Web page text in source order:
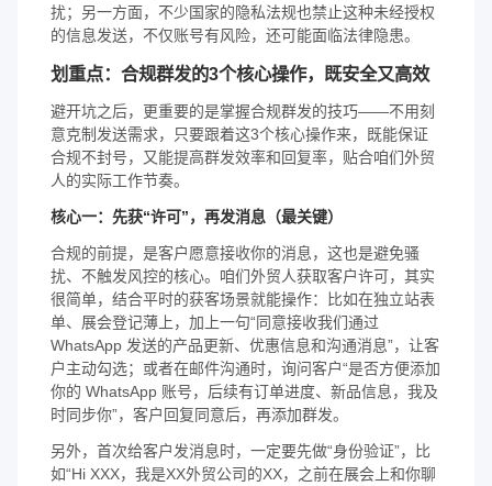
扰；另一方面，不少国家的隐私法规也禁止这种未经授权
的信息发送，不仅账号有风险，还可能面临法律隐患。
划重点：合规群发的3个核心操作，既安全又高效
避开坑之后，更重要的是掌握合规群发的技巧——不用刻
意克制发送需求，只要跟着这3个核心操作来，既能保证
合规不封号，又能提高群发效率和回复率，贴合咱们外贸
人的实际工作节奏。
核心一：先获“许可”，再发消息（最关键）
合规的前提，是客户愿意接收你的消息，这也是避免骚
扰、不触发风控的核心。咱们外贸人获取客户许可，其实
很简单，结合平时的获客场景就能操作：比如在独立站表
单、展会登记薄上，加上一句“同意接收我们通过
WhatsApp 发送的产品更新、优惠信息和沟通消息”，让客
户主动勾选；或者在邮件沟通时，询问客户“是否方便添加
你的 WhatsApp 账号，后续有订单进度、新品信息，我及
时同步你”，客户回复同意后，再添加群发。
另外，首次给客户发消息时，一定要先做“身份验证”，比
如“Hi XXX，我是XX外贸公司的XX，之前在展会上和你聊